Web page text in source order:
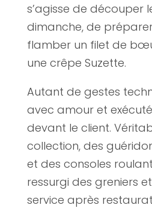
s’agisse de découper
dimanche, de
flamber un filet de
une crêpe Suzette.
Autant de gestes
avec amour et
devant le client.
collection, des
et des consoles
ressurgi des greniers
service après